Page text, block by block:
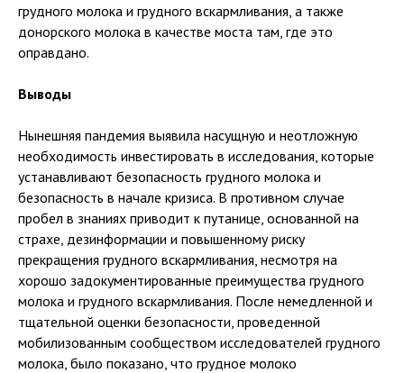
грудного молока и грудного вскармливания, а также
донорского молока в качестве моста там, где это
оправдано.
Выводы
Нынешняя пандемия выявила насущную и неотложную
необходимость инвестировать в исследования, которые
устанавливают безопасность грудного молока и
безопасность в начале кризиса. В противном случае
пробел в знаниях приводит к путанице, основанной на
страхе, дезинформации и повышенному риску
прекращения грудного вскармливания, несмотря на
хорошо задокументированные преимущества грудного
молока и грудного вскармливания. После немедленной и
тщательной оценки безопасности, проведенной
мобилизованным сообществом исследователей грудного
молока, было показано, что грудное молоко